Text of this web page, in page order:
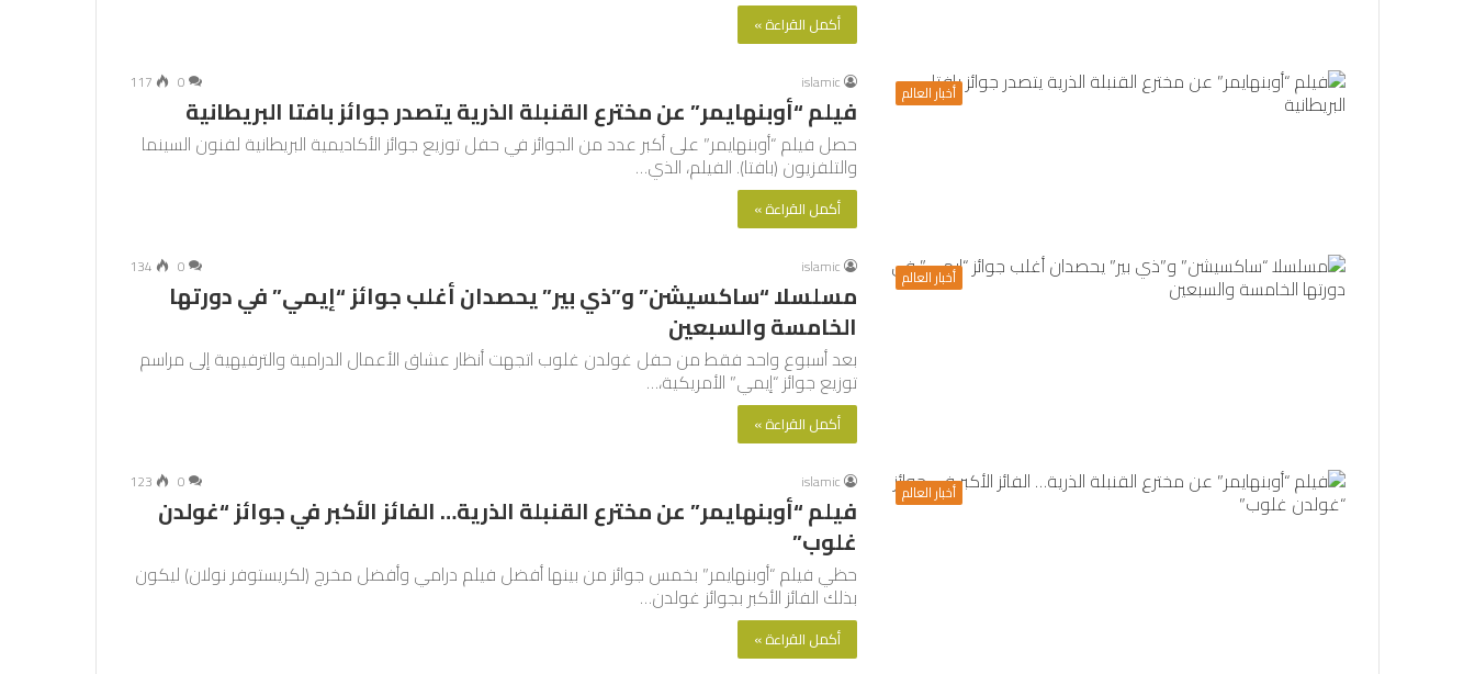
أكمل القراءة »
أخبار العالم islamic
0
117
فيلم “أوبنهايمر” عن مخترع القنبلة الذرية يتصدر جوائز بافتا البريطانية
حصل فيلم “أوبنهايمر” على أكبر عدد من الجوائز في حفل توزيع جوائز الأكاديمية البريطانية لفنون السينما
والتلفزيون (بافتا). الفيلم، الذي…
أكمل القراءة »
أخبار العالم islamic
0
134
مسلسلا “ساكسيشن” و”ذي بير” يحصدان أغلب جوائز “إيمي” في دورتها
الخامسة والسبعين
بعد أسبوع واحد فقط من حفل غولدن غلوب اتجهت أنظار عشاق الأعمال الدرامية والترفيهية إلى مراسم
توزيع جوائز “إيمي” الأمريكية،…
أكمل القراءة »
أخبار العالم islamic
0
123
فيلم “أوبنهايمر” عن مخترع القنبلة الذرية… الفائز الأكبر في جوائز “غولدن
غلوب”
حظي فيلم “أوبنهايمر” بخمس جوائز من بينها أفضل فيلم درامي وأفضل مخرج (لكريستوفر نولان) ليكون
بذلك الفائز الأكبر بجوائز غولدن…
أكمل القراءة »